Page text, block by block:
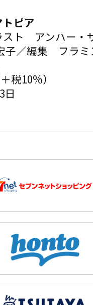
ピア
スト アンハー
／編集 フラミ
税10%）
日